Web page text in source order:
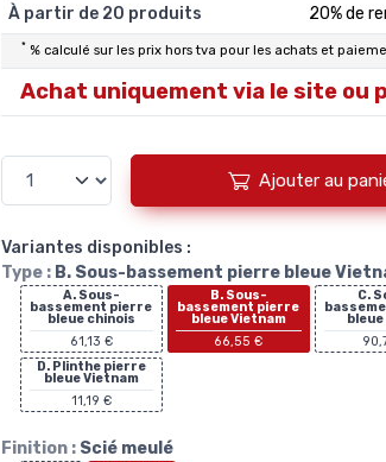
À partir de 20 produits 20% de
* % calculé sur les prix hors tva pour les achats et
Achat uniquement via le site ou
Ajouter au
Variantes disponibles :
Type : B. Sous-bassement pierre bleue
A. Sous-
bassement pierre
bleue chinois
61,13 €
B. Sous-
bassement pierre
bleue Vietnam
66,55 €
C.
bleue
D. Plinthe pierre
bleue Vietnam
11,19 €
Finition : Scié meulé